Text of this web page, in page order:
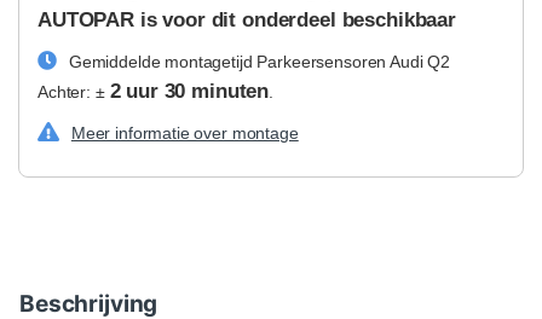
AUTOPAR is voor dit onderdeel beschikbaar
Gemiddelde montagetijd Parkeersensoren Audi Q2
Achter: ± 2 uur 30 minuten
Meer informatie over montage
Beschrijving